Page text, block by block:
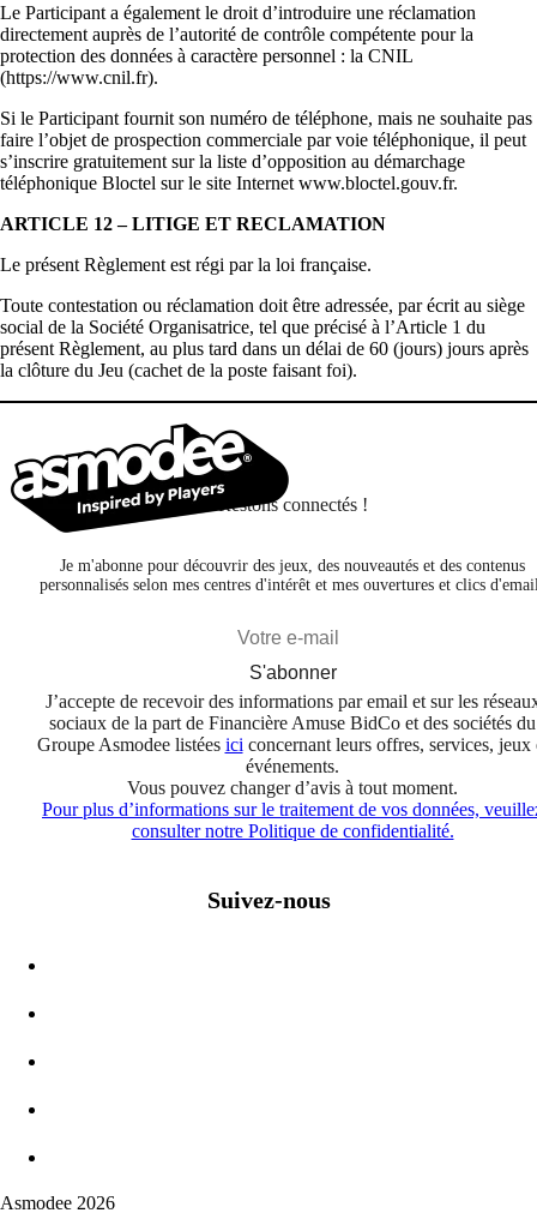
Le Participant a également le droit d’introduire une réclamation
directement auprès de l’autorité de contrôle compétente pour la
protection des données à caractère personnel : la CNIL
(https://www.cnil.fr).
Si le Participant fournit son numéro de téléphone, mais ne souhaite pas
faire l’objet de prospection commerciale par voie téléphonique, il peut
s’inscrire gratuitement sur la liste d’opposition au démarchage
téléphonique Bloctel sur le site Internet www.bloctel.gouv.fr.
ARTICLE 12 – LITIGE ET RECLAMATION
Le présent Règlement est régi par la loi française.
Toute contestation ou réclamation doit être adressée, par écrit au siège
social de la Société Organisatrice, tel que précisé à l’Article 1 du
présent Règlement, au plus tard dans un délai de 60 (jours) jours après
la clôture du Jeu (cachet de la poste faisant foi).
Restons connectés !
Je m'abonne pour découvrir des jeux, des nouveautés et des contenus
personnalisés selon mes centres d'intérêt et mes ouvertures et clics
S'abonner
J’accepte de recevoir des informations par email et sur les
sociaux de la part de Financière Amuse BidCo et des sociétés du
Groupe Asmodee listées ici concernant leurs offres, services, jeux
événements.
Vous pouvez changer d’avis à tout moment.
Pour plus d’informations sur le traitement de vos données,
consulter notre Politique de confidentialité.
Suivez-nous
Asmodee 2026